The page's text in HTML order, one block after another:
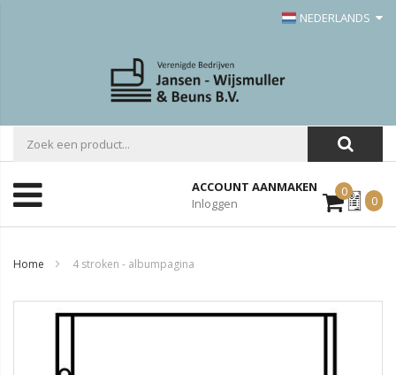
NEDERLANDS
ACCOUNT AANMAKEN
Inloggen
0Mijn
Offerte
0
Home 4 stroken - albumpagina